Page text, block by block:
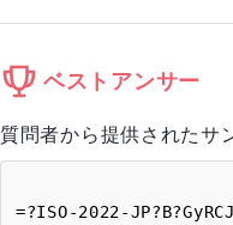
ベストアンサー
質問者から提供されたサ